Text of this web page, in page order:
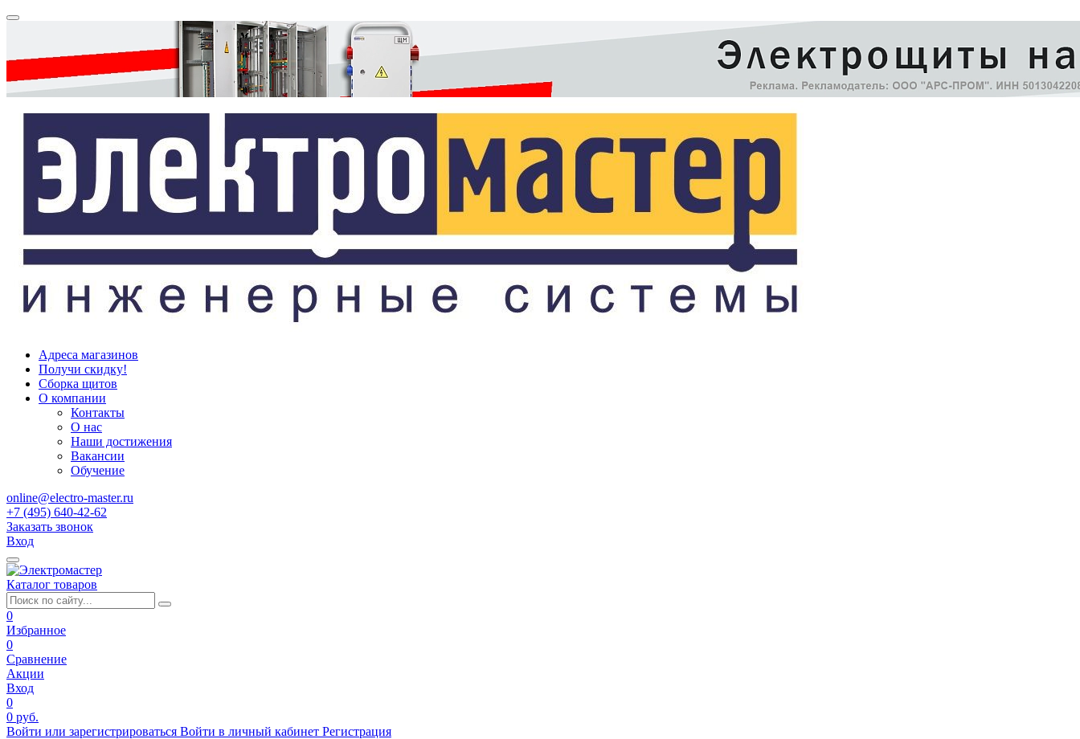
Адреса магазинов
Получи скидку!
Сборка щитов
О компании
Контакты
О нас
Наши достижения
Вакансии
Обучение
online@electro-master.ru
+7 (495) 640-42-62
Заказать звонок
Вход
Каталог товаров
0
Избранное
0
Сравнение
Акции
Вход
0
0 руб.
Войти или зарегистрироваться Войти в личный кабинет Регистрация